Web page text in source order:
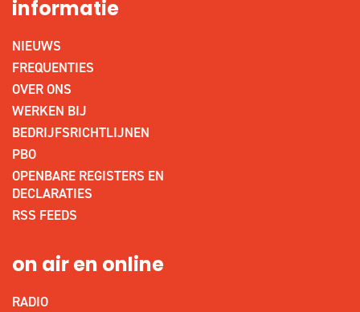
informatie
NIEUWS
FREQUENTIES
OVER ONS
WERKEN BIJ
BEDRIJFSRICHTLIJNEN
PBO
OPENBARE REGISTERS EN
DECLARATIES
RSS FEEDS
on air en online
RADIO